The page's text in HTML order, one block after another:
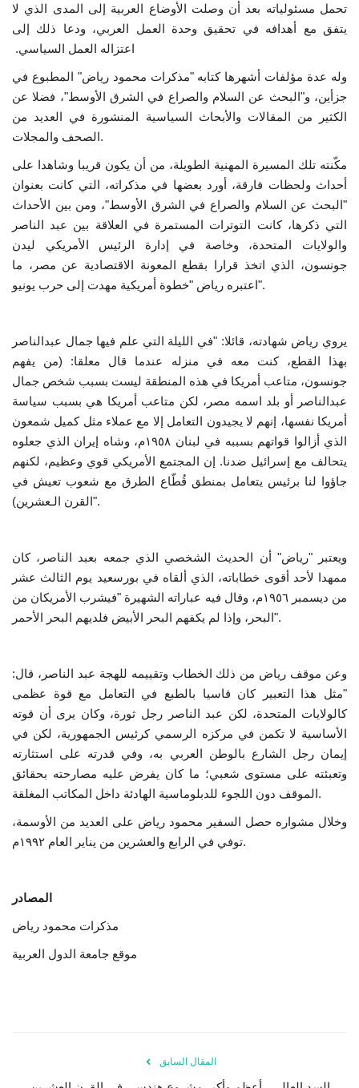
تحمل مسئولياته بعد أن وصلت الأوضاع العربية إلى المدى الذي لا
يتفق مع أهدافه في تحقيق وحدة العمل العربي، ودعا ذلك إلى
اعتزاله العمل السياسي. ‏
وله عدة مؤلفات أشهرها كتابه "مذكرات محمود رياض" المطبوع في
جزأين، و"البحث عن السلام والصراع في الشرق الأوسط"، فضلا عن
الكثير من المقالات والأبحاث السياسية المنشورة في العديد من
الصحف والمجلات.
مكّنته تلك المسيرة المهنية الطويلة، من أن يكون قريبا وشاهدا على
أحداث ولحظات فارقة، أورد بعضها في مذكراته، التي كانت بعنوان
"البحث عن السلام والصراع في الشرق الأوسط"، ومن بين الأحداث
التي ذكرها، كانت التوترات المستمرة في العلاقة بين عبد الناصر
والولايات المتحدة، وخاصة في إدارة الرئيس الأمريكي ليدن
جونسون، الذي اتخذ قرارا بقطع المعونة الاقتصادية عن مصر، ما
اعتبره رياض "خطوة أمريكية مهدت إلى حرب يونيو".
يروي رياض شهادته، قائلا: "في الليلة التي علم فيها جمال عبدالناصر
بهذا القطع، كنت معه في منزله عندما قال معلقا: (من يفهم
جونسون، متاعب أمريكا في هذه المنطقة ليست بسبب شخص جمال
عبدالناصر أو بلد اسمه مصر، لكن متاعب أمريكا هي بسبب سياسة
أمريكا نفسها، إنهم لا يجيدون التعامل إلا مع عملاء مثل كميل شمعون
الذي أزالوا قواتهم بسببه في لبنان ١٩٥٨م، وشاه إيران الذي جعلوه
يتحالف مع إسرائيل ضدنا. إن المجتمع الأمريكي قوي وعظيم، لكنهم
جاؤوا لنا برئيس يتعامل بمنطق قُطّاع الطرق مع شعوب تعيش في
القرن الـعشرين)".
ويعتبر "رياض" أن الحديث الشخصي الذي جمعه بعبد الناصر، كان
ممهدا لأحد أقوى خطاباته، الذي ألقاه في بورسعيد يوم الثالث عشر
من ديسمبر ١٩٥٦م، وقال فيه عباراته الشهيرة "فيشرب الأمريكان من
البحر، وإذا لم يكفهم البحر الأبيض فلديهم البحر الأحمر".
وعن موقف رياض من ذلك الخطاب وتقييمه للهجة عبد الناصر، قال:
"مثل هذا التعبير كان قاسيا بالطبع في التعامل مع قوة عظمى
كالولايات المتحدة، لكن عبد الناصر رجل ثورة، وكان يرى أن قوته
الأساسية لا تكمن في مركزه الرسمي كرئيس الجمهورية، لكن في
إيمان رجل الشارع بالوطن العربي به، وفي قدرته على استثارته
وتعبئته على مستوى شعبي؛ ما كان يفرض عليه مصارحته بحقائق
الموقف دون اللجوء للدبلوماسية الهادئة داخل المكاتب المغلقة.
وخلال مشواره حصل السفير محمود رياض على العديد من الأوسمة،
توفي في الرابع والعشرين من يناير العام ١٩٩٢م.
المصادر
مذكرات محمود رياض
موقع جامعة الدول العربية
المقال السابق